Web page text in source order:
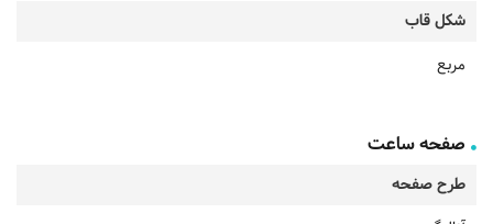
شکل قاب
مربع
صفحه ساعت
طرح صفحه